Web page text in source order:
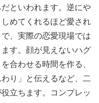
といわれます。逆にや
めてくれるほど愛され
、実際の恋愛現場では
す。顔が見えないハグ
合わせる時間を作る、
り」と伝えるなど、二
立ちます。コンプレッ